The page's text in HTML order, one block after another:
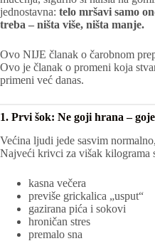
jednostavna: telo mršavi samo
treba – ništa više, ništa manje.
Ovo NIJE članak o čarobnom
Ovo je članak o promeni koja
primeni već danas.
1. Prvi šok: Ne goji hrana –
Većina ljudi jede sasvim
Najveći krivci za višak kilograma
kasna večera
previše grickalica „usput“
gazirana pića i sokovi
hroničan stres
premalo sna